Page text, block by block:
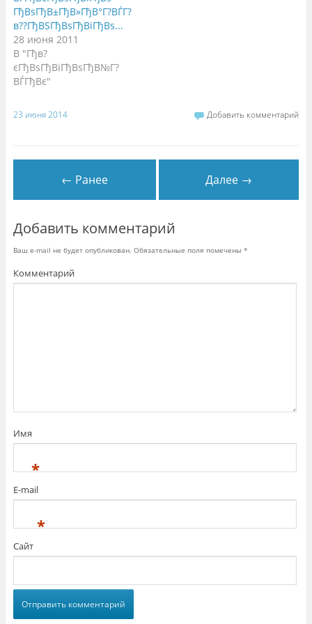
о
в
о
м
о
е
)
ГђВѕГђВ±ГђВ»ГђВ°Г?ВЃГ?
в??ГђВЅГђВѕГђВіГђВѕ...
28 июня 2011
В "Гђв?
єГђВѕГђВіГђВѕГђВ№Г?
ВЃГђВє"
23 июня 2014 Добавить комментарий
← Ранее Далее →
Добавить комментарий
Ваш e-mail не будет опубликован. Обязательные поля помечены *
Комментарий
Имя
*
E-mail
*
Сайт